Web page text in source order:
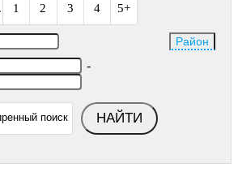
1 2 3 4 5+
Район
-
поиск НАЙТИ